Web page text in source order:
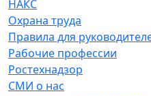
НАКС
Охрана труда
Правила для
Рабочие профессии
Ростехнадзор
СМИ о нас